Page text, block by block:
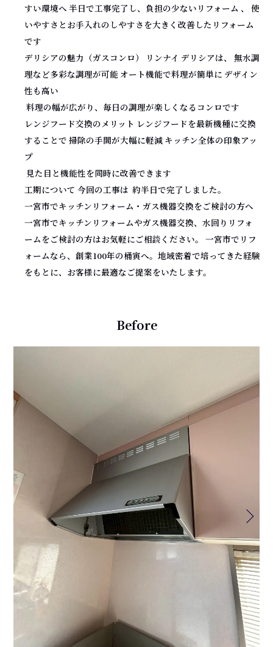
すい環境へ 半日で工事完了し、負担の少ないリフォーム 、 使
いやすさとお手入れのしやすさを大きく改善したリフォーム
です
デリシアの魅力（ガスコンロ） リンナイ デリシアは、 無水調
理など多彩な調理が可能 オート機能で料理が簡単に デザイン
性も高い
料理の幅が広がり、毎日の調理が楽しくなるコンロです
レンジフード交換のメリット レンジフードを最新機種に交換
することで 掃除の手間が大幅に軽減 キッチン全体の印象アッ
プ
見た目と機能性を同時に改善できます
工期について 今回の工事は 約半日で完了しました。
一宮市でキッチンリフォーム・ガス機器交換をご検討の方へ
一宮市でキッチンリフォームやガス機器交換、水回りリフォ
ームをご検討の方はお気軽にご相談ください。 一宮市でリフ
ォームなら、創業100年の桶寅へ。地域密着で培ってきた経験
をもとに、お客様に最適なご提案をいたします。
Before